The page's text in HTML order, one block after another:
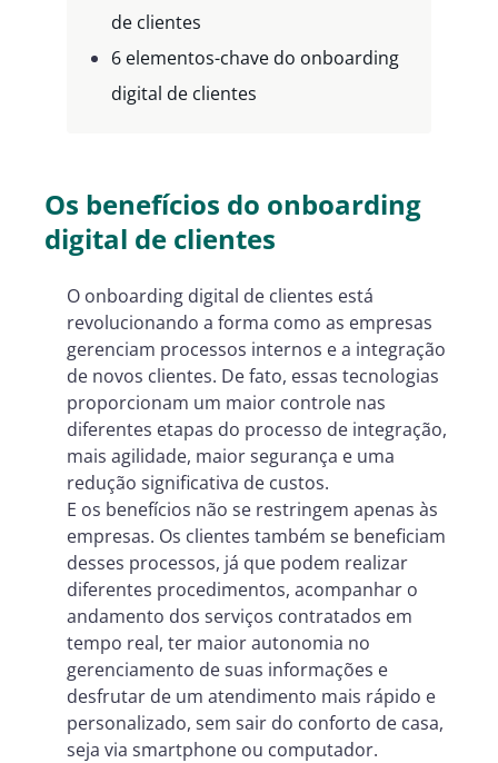
de clientes
6 elementos-chave do onboarding
digital de clientes
Os benefícios do onboarding
digital de clientes
O onboarding digital de clientes está
revolucionando a forma como as empresas
gerenciam processos internos e a integração
de novos clientes. De fato, essas tecnologias
proporcionam um maior controle nas
diferentes etapas do processo de integração,
mais agilidade, maior segurança e uma
redução significativa de custos.
E os benefícios não se restringem apenas às
empresas. Os clientes também se beneficiam
desses processos, já que podem realizar
diferentes procedimentos, acompanhar o
andamento dos serviços contratados em
tempo real, ter maior autonomia no
gerenciamento de suas informações e
desfrutar de um atendimento mais rápido e
personalizado, sem sair do conforto de casa,
seja via smartphone ou computador.